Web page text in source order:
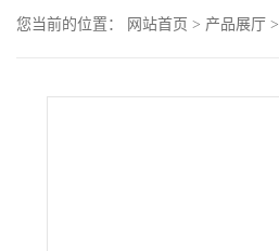
您当前的位置： 网站首页 > 产品展厅 >